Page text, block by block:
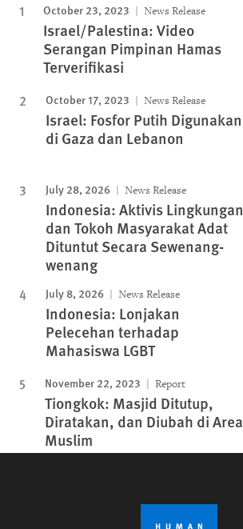
October 23, 2023 News Release
Israel/Palestina: Video
Serangan Pimpinan Hamas
Terverifikasi
October 17, 2023 News Release
Israel: Fosfor Putih Digunakan
di Gaza dan Lebanon
July 28, 2026 News Release
Indonesia: Aktivis Lingkungan
dan Tokoh Masyarakat Adat
Dituntut Secara Sewenang-
wenang
July 8, 2026 News Release
Indonesia: Lonjakan
Pelecehan terhadap
Mahasiswa LGBT
November 22, 2023 Report
Tiongkok: Masjid Ditutup,
Diratakan, dan Diubah di Area
Muslim